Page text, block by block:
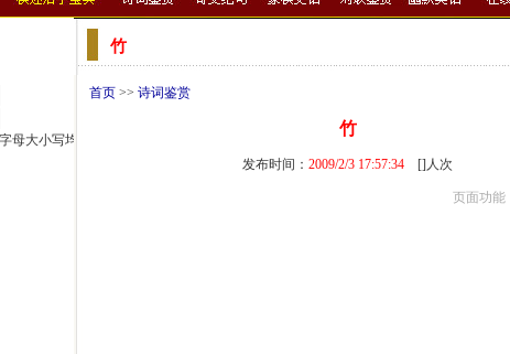
竹
首页 >> 诗词鉴赏
竹
发布时间： 2009/2/3 17:57:34 []人次
页面功能